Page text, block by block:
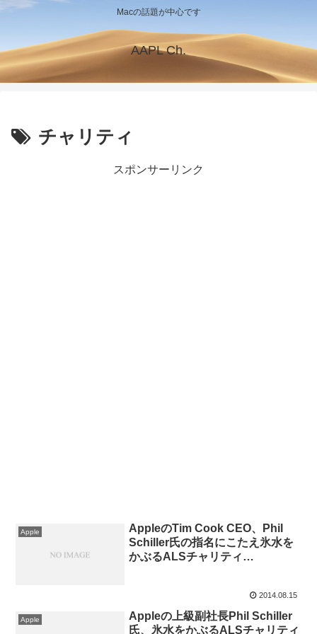
Macの話題が中心です
AAPL Ch.
チャリティ
スポンサーリンク
Apple
AppleのTim Cook CEO、Phil
Schiller氏の指名にこたえ氷水を
かぶるALSチャリティ
2014.08.15
Apple
Appleの上級副社長Phil Schiller
氏、氷水をかぶるALSチャリティ